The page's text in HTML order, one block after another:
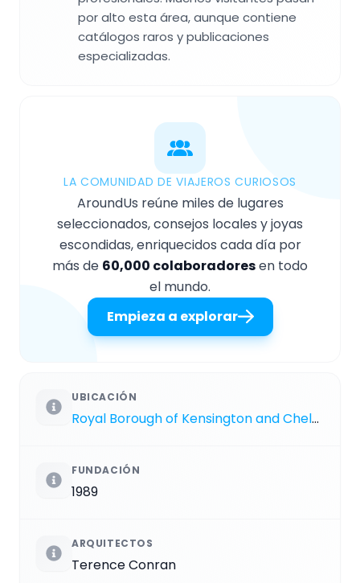
por alto esta área, aunque contiene
catálogos raros y publicaciones
especializadas.
LA COMUNIDAD DE VIAJEROS CURIOSOS
AroundUs reúne miles de lugares
seleccionados, consejos locales y joyas
escondidas, enriquecidos cada día por
más de 60,000 colaboradoresen todo
el mundo.
Empieza a explorar
UBICACIÓN
Royal Borough of Kensington and Chelsea
FUNDACIÓN
1989
ARQUITECTOS
Terence Conran